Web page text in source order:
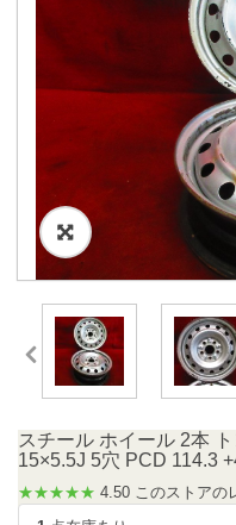
スチール ホイール 2本
15×5.5J 5穴 PCD 114.3
★★★★★ 4.50 このストアの